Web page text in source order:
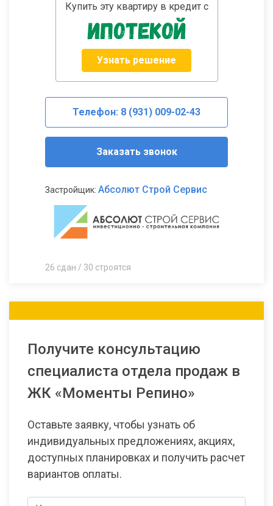
Купить эту квартиру в кредит с
Узнать решение
Телефон: 8 (931) 009-02-43
Заказать звонок
Застройщик: Абсолют Строй Сервис
26 сдан / 30 строятся
Получите консультацию
специалиста отдела продаж в
ЖК «Моменты Репино»
Оставьте заявку, чтобы узнать об
индивидуальных предложениях, акциях,
доступных планировках и получить расчет
вариантов оплаты.